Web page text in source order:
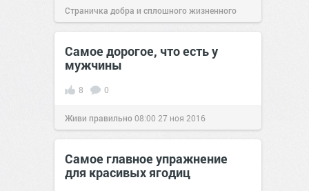
Страничка добра и сплошного жизненного
позитива! 10:20 03 янв 2026
Самое дорогое, что есть у
мужчины
8 0
Живи правильно08:00 27 ноя 2016
Самое главное упражнение
для красивых ягодиц